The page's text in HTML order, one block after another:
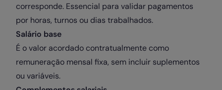
corresponde. Essencial para validar pagamentos
por horas, turnos ou dias trabalhados.
Salário base
É o valor acordado contratualmente como
remuneração mensal fixa, sem incluir suplementos
ou variáveis.